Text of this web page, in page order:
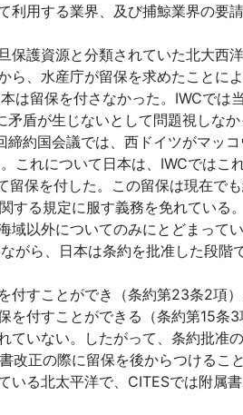
用する業界、及び捕鯨業界の要
護資源と分類されていた北大西
ら、水産庁が留保を求めたことに
は留保を付さなかった。IWCでは
盾が生じないとして問題視しな
約国会議では、西ドイツがマッ
これについて日本は、IWCではこ
保を付した。この留保は現在で
する規定に服す義務を免れている。
以外についてのみにとどまって
がら、日本は条約を批准した段階
すことができ（条約第23条2項）
付すことができる（条約第15条
いない。したがって、条約批准
正の際に留保を後からつけるこ
る北太平洋で、CITESでは附属